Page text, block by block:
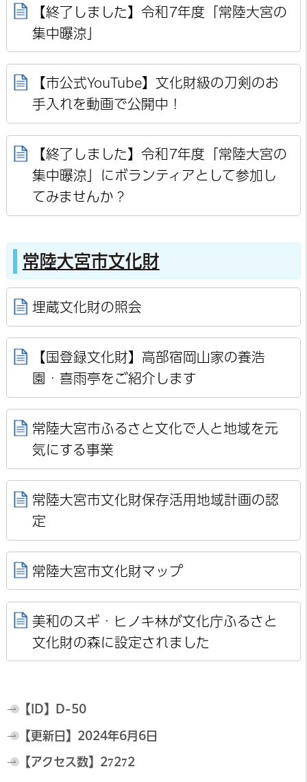
【終了しました】令和7年度「常陸大宮の
集中曝涼」
【市公式YouTube】文化財級の刀剣のお
手入れを動画で公開中！
【終了しました】令和7年度「常陸大宮の
集中曝涼」にボランティアとして参加し
てみませんか？
常陸大宮市文化財
埋蔵文化財の照会
【国登録文化財】高部宿岡山家の養浩
園・喜雨亭をご紹介します
常陸大宮市ふるさと文化で人と地域を元
気にする事業
常陸大宮市文化財保存活用地域計画の認
定
常陸大宮市文化財マップ
美和のスギ・ヒノキ林が文化庁ふるさと
文化財の森に設定されました
【ID】 D-50
【更新日】 2024年6月6日
【アクセス数】 27272